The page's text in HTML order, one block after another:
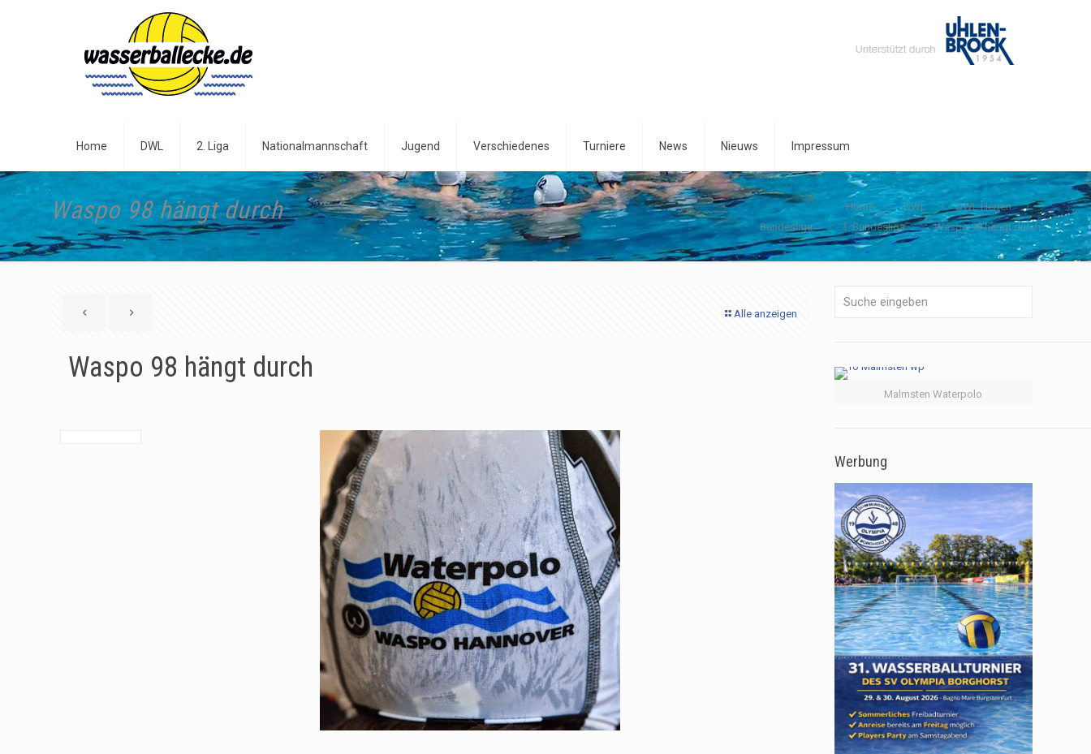
Home DWL 2. Liga Nationalmannschaft Jugend Verschiedenes Turniere News Nieuws Impressum
Waspo 98 hängt durch Home DWL
DWL Herren
Bundesliga
1. Bundesliga Waspo 98 hängt durch
Alle anzeigen
Waspo 98 hängt durch
Malmsten Waterpolo
Werbung